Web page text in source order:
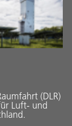
(DLR)
Luft- und